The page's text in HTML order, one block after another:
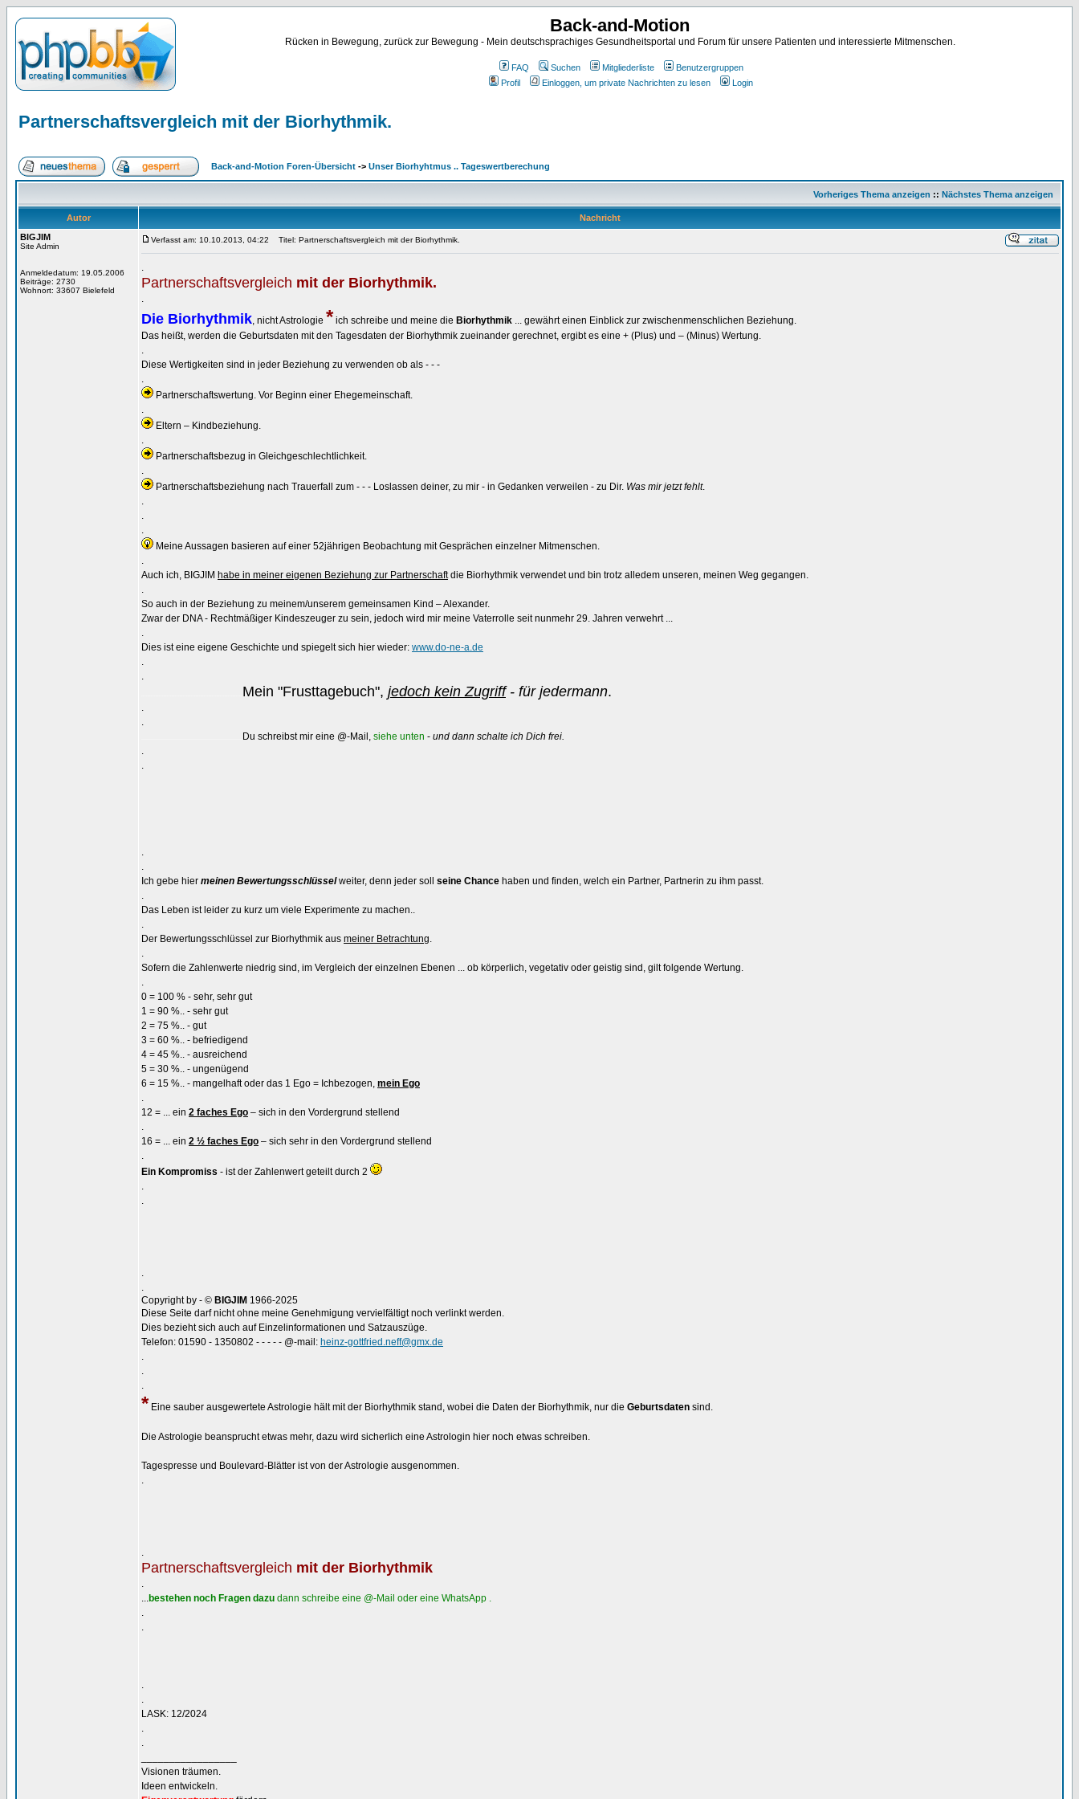
Back-and-Motion
Rücken in Bewegung, zurück zur Bewegung - Mein deutschsprachiges Gesundheitsportal und Forum für unsere Patienten und interessierte Mitmenschen.
FAQ Suchen Mitgliederliste
Benutzergruppen
Profil
Einloggen, um private Nachrichten zu lesen Login
Partnerschaftsvergleich mit der Biorhythmik.
Back-and-Motion Foren-Übersicht -> Unser Biorhyhtmus .. Tageswertberechung
Vorheriges Thema anzeigen :: Nächstes Thema anzeigen
Autor
Nachricht
BIGJIM
Site Admin
Anmeldedatum: 19.05.2006
Beiträge: 2730
Wohnort: 33607 Bielefeld
Verfasst am: 10.10.2013, 04:22 Titel: Partnerschaftsvergleich mit der Biorhythmik.
.
Partnerschaftsvergleich mit der Biorhythmik.
.
Die Biorhythmik, nicht Astrologie * ich schreibe und meine die Biorhythmik ... gewährt einen Einblick zur zwischenmenschlichen Beziehung.
Das heißt, werden die Geburtsdaten mit den Tagesdaten der Biorhythmik zueinander gerechnet, ergibt es eine + (Plus) und – (Minus) Wertung.
.
Diese Wertigkeiten sind in jeder Beziehung zu verwenden ob als - - -
.
Partnerschaftswertung. Vor Beginn einer Ehegemeinschaft.
.
Eltern – Kindbeziehung.
.
Partnerschaftsbezug in Gleichgeschlechtlichkeit.
.
Partnerschaftsbeziehung nach Trauerfall zum - - - Loslassen deiner, zu mir - in Gedanken verweilen - zu Dir. Was mir jetzt fehlt.
.
.
.
Meine Aussagen basieren auf einer 52jährigen Beobachtung mit Gesprächen einzelner Mitmenschen.
.
Auch ich, BIGJIM habe in meiner eigenen Beziehung zur Partnerschaftdie Biorhythmik verwendet und bin trotz alledem unseren, meinen Weg gegangen.
.
So auch in der Beziehung zu meinem/unserem gemeinsamen Kind – Alexander.
Zwar der DNA - Rechtmäßiger Kindeszeuger zu sein, jedoch wird mir meine Vaterrolle seit nunmehr 29. Jahren verwehrt ...
.
Dies ist eine eigene Geschichte und spiegelt sich hier wieder: www.do-ne-a.de
.
.
Mein "Frusttagebuch", jedoch kein Zugriff- für jedermann.
.
.
Du schreibst mir eine @-Mail, siehe unten - und dann schalte ich Dich frei.
.
.
.
.
Ich gebe hier meinen Bewertungsschlüsselweiter, denn jeder soll seine Chance haben und finden, welch ein Partner, Partnerin zu ihm passt.
.
Das Leben ist leider zu kurz um viele Experimente zu machen..
.
Der Bewertungsschlüssel zur Biorhythmik aus meiner Betrachtung.
.
Sofern die Zahlenwerte niedrig sind, im Vergleich der einzelnen Ebenen ... ob körperlich, vegetativ oder geistig sind, gilt folgende Wertung.
.
0 = 100 % - sehr, sehr gut
1 = 90 %.. - sehr gut
2 = 75 %.. - gut
3 = 60 %.. - befriedigend
4 = 45 %.. - ausreichend
5 = 30 %.. - ungenügend
6 = 15 %.. - mangelhaft oder das 1 Ego = Ichbezogen, mein Ego
.
12 = ... ein 2 faches Ego – sich in den Vordergrund stellend
.
16 = ... ein 2 ½ faches Ego – sich sehr in den Vordergrund stellend
.
Ein Kompromiss - ist der Zahlenwert geteilt durch 2
.
.
.
.
Copyright by - © BIGJIM 1966-2025
Diese Seite darf nicht ohne meine Genehmigung vervielfältigt noch verlinkt werden.
Dies bezieht sich auch auf Einzelinformationen und Satzauszüge.
Telefon: 01590 - 1350802 - - - - - @-mail: heinz-gottfried.neff@gmx.de
.
.
.
* Eine sauber ausgewertete Astrologie hält mit der Biorhythmik stand, wobei die Daten der Biorhythmik, nur die Geburtsdaten sind.
Die Astrologie beansprucht etwas mehr, dazu wird sicherlich eine Astrologin hier noch etwas schreiben.
Tagespresse und Boulevard-Blätter ist von der Astrologie ausgenommen.
.
.
Partnerschaftsvergleich mit der Biorhythmik
.
...bestehen noch Fragen dazu dann schreibe eine @-Mail oder eine WhatsApp .
.
.
.
.
LASK: 12/2024
.
.
Visionen träumen.
Ideen entwickeln.